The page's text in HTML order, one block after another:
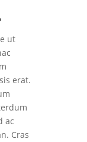
ut
erat.
ac
Cras